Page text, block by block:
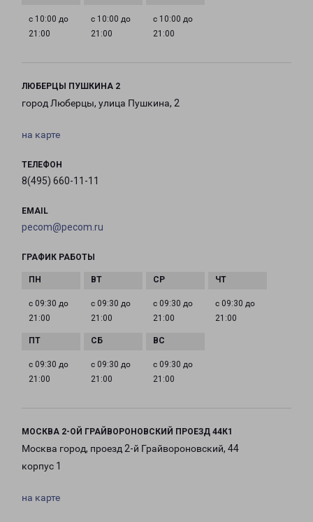
с 10:00 до
21:00
с 10:00 до
21:00
с 10:00 до
21:00
ЛЮБЕРЦЫ ПУШКИНА 2
город Люберцы, улица Пушкина, 2
на карте
ТЕЛЕФОН
8(495) 660-11-11
EMAIL
pecom@pecom.ru
ГРАФИК РАБОТЫ
с 09:30 до
21:00
с 09:30 до
21:00
с 09:30 до
21:00
с 09:30 до
21:00
с 09:30 до
21:00
с 09:30 до
21:00
с 09:30 до
21:00
МОСКВА 2-ОЙ ГРАЙВОРОНОВСКИЙ ПРОЕЗД 44К1
Москва город, проезд 2-й Грайвороновский, 44
корпус 1
на карте